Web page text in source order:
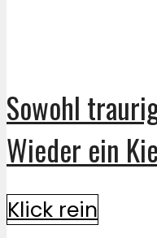
Sowohl
Wieder ein
Klick rein